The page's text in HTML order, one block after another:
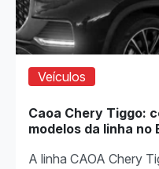
Veículos
Caoa Chery Tiggo:
modelos da linha no
A linha CAOA Chery